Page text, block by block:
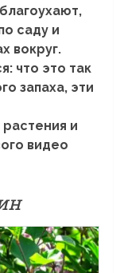
саду и
вокруг.
что это так
запаха, эти
и
видео